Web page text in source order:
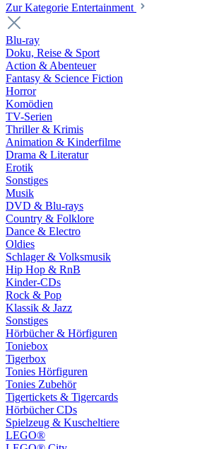
Zur Kategorie Entertainment
Blu-ray
Doku, Reise & Sport
Action & Abenteuer
Fantasy & Science Fiction
Horror
Komödien
TV-Serien
Thriller & Krimis
Animation & Kinderfilme
Drama & Literatur
Erotik
Sonstiges
Musik
DVD & Blu-rays
Country & Folklore
Dance & Electro
Oldies
Schlager & Volksmusik
Hip Hop & RnB
Kinder-CDs
Rock & Pop
Klassik & Jazz
Sonstiges
Hörbücher & Hörfiguren
Toniebox
Tigerbox
Tonies Hörfiguren
Tonies Zubehör
Tigertickets & Tigercards
Hörbücher CDs
Spielzeug & Kuscheltiere
LEGO®